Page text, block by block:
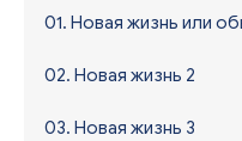
01. Новая жизнь или
02. Новая жизнь 2
03. Новая жизнь 3